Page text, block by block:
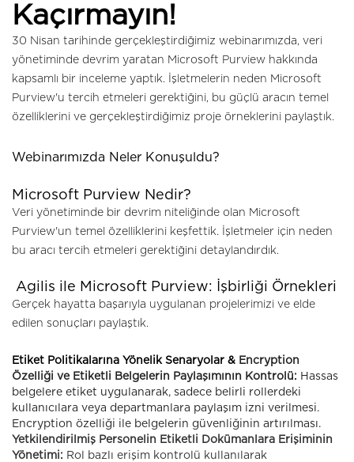
Kaçırmayın!
30 Nisan tarihinde gerçekleştirdiğimiz webinarımızda, veri
yönetiminde devrim yaratan Microsoft Purview hakkında
kapsamlı bir inceleme yaptık. İşletmelerin neden Microsoft
Purview'u tercih etmeleri gerektiğini, bu güçlü aracın temel
özelliklerini ve gerçekleştirdiğimiz proje örneklerini paylaştık.
Webinarımızda Neler Konuşuldu?
Microsoft Purview Nedir?
Veri yönetiminde bir devrim niteliğinde olan Microsoft
Purview'un temel özelliklerini keşfettik. İşletmeler için neden
bu aracı tercih etmeleri gerektiğini detaylandırdık.
Agilis ile Microsoft Purview: İşbirliği Örnekleri
Gerçek hayatta başarıyla uygulanan projelerimizi ve elde
edilen sonuçları paylaştık.
Etiket Politikalarına Yönelik Senaryolar & Encryption
Özelliği ve Etiketli Belgelerin Paylaşımının Kontrolü: Hassas
belgelere etiket uygulanarak, sadece belirli rollerdeki
kullanıcılara veya departmanlara paylaşım izni verilmesi.
Encryption özelliği ile belgelerin güvenliğinin artırılması.
Yetkilendirilmiş Personelin Etiketli Dokümanlara Erişiminin
Yönetimi: Rol bazlı erişim kontrolü kullanılarak